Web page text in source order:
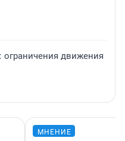
движения
МНЕНИЕ